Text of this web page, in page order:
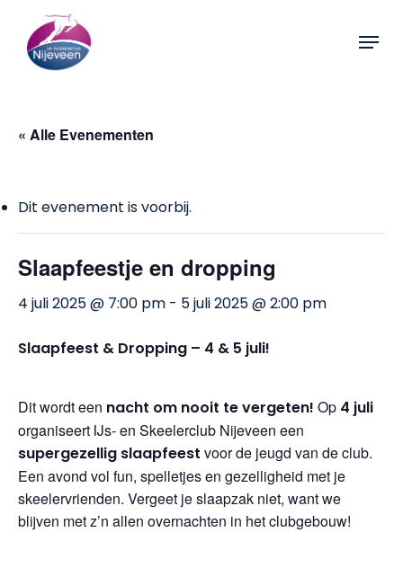
main
Menu
« Alle Evenementen
Dit evenement is voorbij.
Slaapfeestje en dropping
4 juli 2025 @ 7:00 pm - 5 juli 2025 @ 2:00 pm
Slaapfeest & Dropping – 4 & 5 juli!
Dit wordt een nacht om nooit te vergeten! Op 4 juli
organiseert IJs- en Skeelerclub Nijeveen een
supergezellig slaapfeest voor de jeugd van de club.
Een avond vol fun, spelletjes en gezelligheid met je
skeelervrienden. Vergeet je slaapzak niet, want we
blijven met z’n allen overnachten in het clubgebouw!